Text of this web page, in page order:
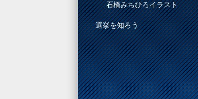
石橋みちひろイラスト
選挙を知ろう